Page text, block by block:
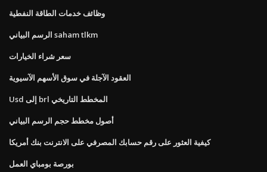
وظائف خدمات الطاقة النفطية
الرسم البياني saham tlkm
سعر شراء الخيارات
العقود الآجلة في سوق الأسهم الآسيوية
Usd إلى brl المخطط التاريخي
أصول مخطط حجم الرسم البياني
كيفية العثور على رقم حسابك المصرفي على الانترنت بنك أمريكا
بورصة بومباي العمل